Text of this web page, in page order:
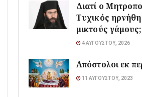
Διατί ο
Τυχικός
μικτούς γάμους;
4 ΑΥΓΟΎΣΤΟΥ, 2026
Απόστολοι εκ
11 ΑΥΓΟΎΣΤΟΥ, 2023